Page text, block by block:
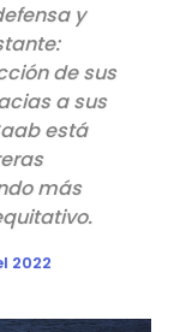
y
de sus
a sus
está
más
2022